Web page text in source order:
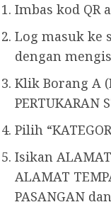
Imbas kod QR
Log masuk ke
dengan
Klik Borang A
Pilih
Isikan ALAMAT
ALAMAT
PASANGAN